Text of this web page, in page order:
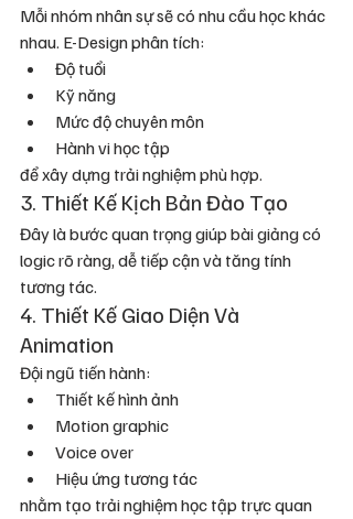
Mỗi nhóm nhân sự sẽ có nhu cầu học khác
nhau. E-Design phân tích:
Độ tuổi
Kỹ năng
Mức độ chuyên môn
Hành vi học tập
để xây dựng trải nghiệm phù hợp.
3. Thiết Kế Kịch Bản Đào Tạo
Đây là bước quan trọng giúp bài giảng có
logic rõ ràng, dễ tiếp cận và tăng tính
tương tác.
4. Thiết Kế Giao Diện Và
Animation
Đội ngũ tiến hành:
Thiết kế hình ảnh
Motion graphic
Voice over
Hiệu ứng tương tác
nhằm tạo trải nghiệm học tập trực quan